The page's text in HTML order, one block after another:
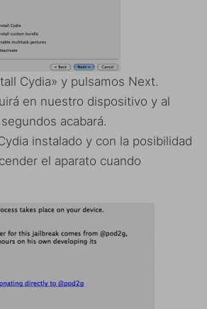
Cydia» y pulsamos Next.
en nuestro dispositivo y al
acabará.
instalado y con la posibilidad
el aparato cuando